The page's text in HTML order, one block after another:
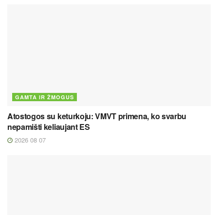
GAMTA IR ŽMOGUS
Atostogos su keturkoju: VMVT primena, ko svarbu
nepamišti keliaujant ES
2026 08 07